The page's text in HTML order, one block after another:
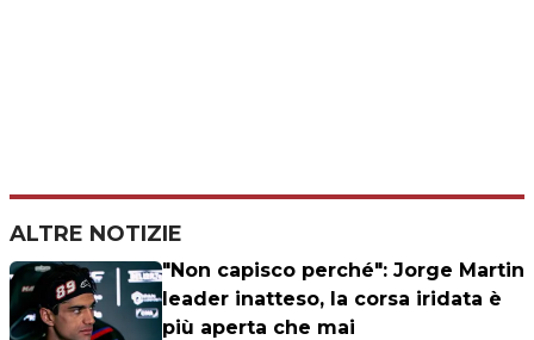
ALTRE NOTIZIE
"Non capisco perché": Jorge Martin
leader inatteso, la corsa iridata è
più aperta che mai